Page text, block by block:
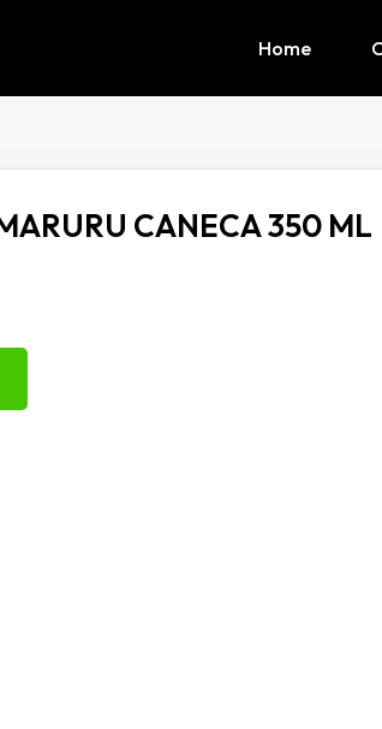
Home
CANECA 350 ML